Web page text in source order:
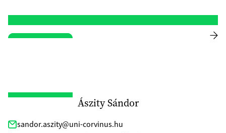
Ászity Sándor
sandor.aszity@uni-corvinus.hu